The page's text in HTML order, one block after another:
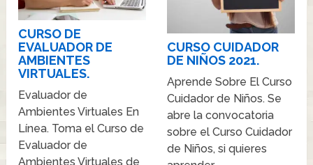
CURSO DE
EVALUADOR DE
AMBIENTES
VIRTUALES.
Evaluador de
Ambientes Virtuales En
Línea. Toma el Curso de
Evaluador de
Ambientes Virtuales de
CURSO CUIDADOR
DE NIÑOS 2021.
Aprende Sobre El Curso
Cuidador de Niños. Se
abre la convocatoria
sobre el Curso Cuidador
de Niños, si quieres